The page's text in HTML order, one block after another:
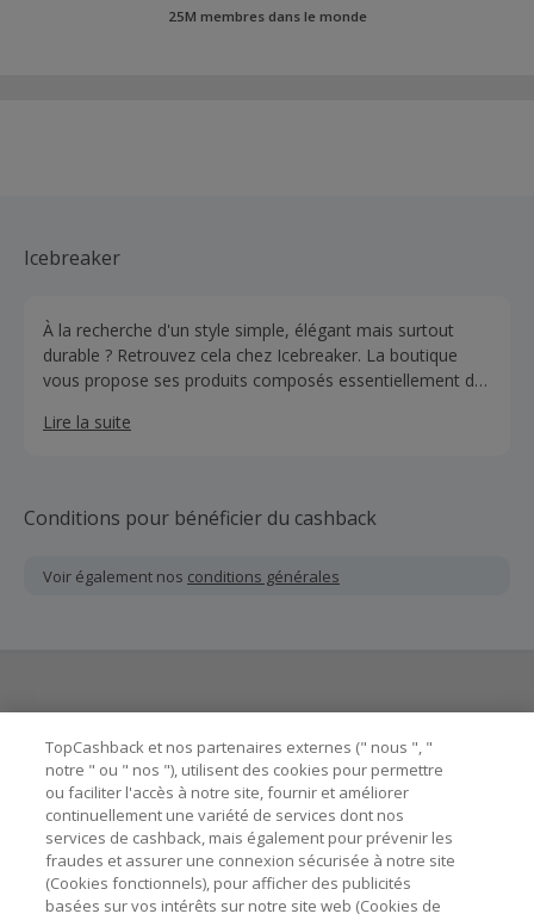
25M membres dans le monde
Icebreaker
À la recherche d'un style simple, élégant mais surtout
durable ? Retrouvez cela chez Icebreaker. La boutique
vous propose ses produits composés essentiellement de
pour vous et dans le respect total de l'environnement.
Lire la suite
Conditions pour bénéficier du cashback
Voir également nos conditions générales
Astuces pour économiser
A propos de
TopCashback et nos partenaires externes (" nous ", "
notre " ou " nos "), utilisent des cookies pour permettre
ou faciliter l'accès à notre site, fournir et améliorer
continuellement une variété de services dont nos
services de cashback, mais également pour prévenir les
fraudes et assurer une connexion sécurisée à notre site
(Cookies fonctionnels), pour afficher des publicités
basées sur vos intérêts sur notre site web (Cookies de